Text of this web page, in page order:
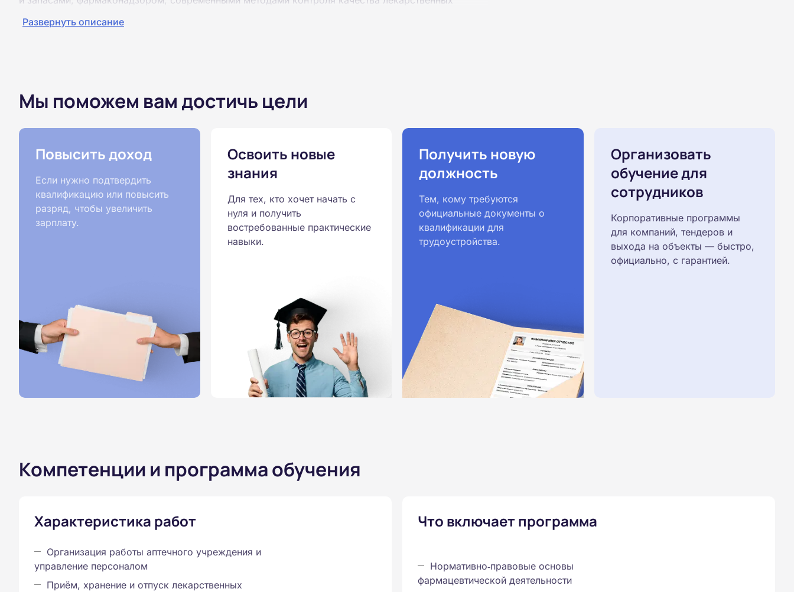
видеоконференций — все материалы представлены в текстовом формате, доступном 24/7. После
Развернуть описание
Мы поможем вам достичь цели
Повысить доход
Если нужно подтвердить
квалификацию или повысить
разряд, чтобы увеличить
зарплату.
Освоить новые
знания
Для тех, кто хочет начать с
нуля и получить
востребованные практические
навыки.
Получить новую
должность
Тем, кому требуются
официальные документы о
квалификации для
трудоустройства.
Организовать
обучение для
сотрудников
Корпоративные программы
для компаний, тендеров и
выхода на объекты — быстро,
официально, с гарантией.
Компетенции и программа обучения
Характеристика работ
Организация работы аптечного учреждения и
управление персоналом
Приём, хранение и отпуск лекарственных
Что включает программа
Нормативно‑правовые основы
фармацевтической деятельности